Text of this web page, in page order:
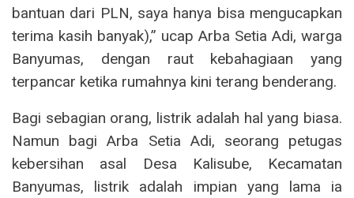
bantuan dari PLN, saya hanya bisa mengucapkan
terima kasih banyak),” ucap Arba Setia Adi, warga
Banyumas, dengan raut kebahagiaan yang
terpancar ketika rumahnya kini terang benderang.
Bagi sebagian orang, listrik adalah hal yang biasa.
Namun bagi Arba Setia Adi, seorang petugas
kebersihan asal Desa Kalisube, Kecamatan
Banyumas, listrik adalah impian yang lama ia